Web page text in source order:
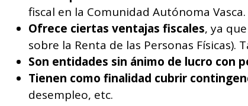
fiscal en la Comunidad Autónoma
Ofrece ciertas ventajas fiscales, ya
sobre la Renta de las Personas
Son entidades sin ánimo de lucro con
Tienen como finalidad cubrir
desempleo, etc.